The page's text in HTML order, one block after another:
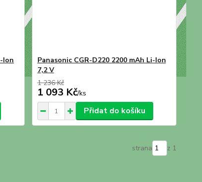
Ion
Panasonic CGR-D220 2200 mAh Li-Ion
7,2 V
1 236 Kč
1 093 Kč/ks
Přidat do košíku
strana z 1